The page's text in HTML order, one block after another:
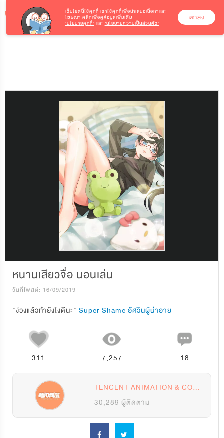
หนานเสียวจื่อ นอนเล่น
วันที่โพสต์: 16/09/2019
"ง่วงแล้วทำยังไงดีนะ" Super Shame อัศวินผู้น่าอาย
311 7,257 18
TENCENT ANIMATION & COMICS
30,289 ผู้ติดตาม
เว็บไซต์นี้ใช้คุกกี้ เราใช้คุกกี้เพื่อนำเสนอเนื้อหาและ
โฆษณา คลิกเพื่อดูข้อมูลเพิ่มเติม
‘นโยบายคุกกี้’ และ ‘นโยบายความเป็นส่วนตัว’
ตกลง